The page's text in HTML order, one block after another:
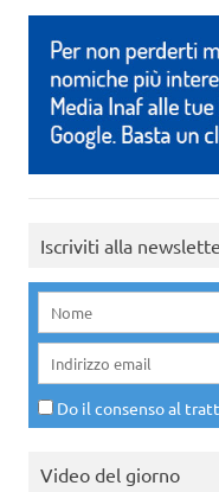
Iscriviti alla
Do il consenso al
Video del giorno